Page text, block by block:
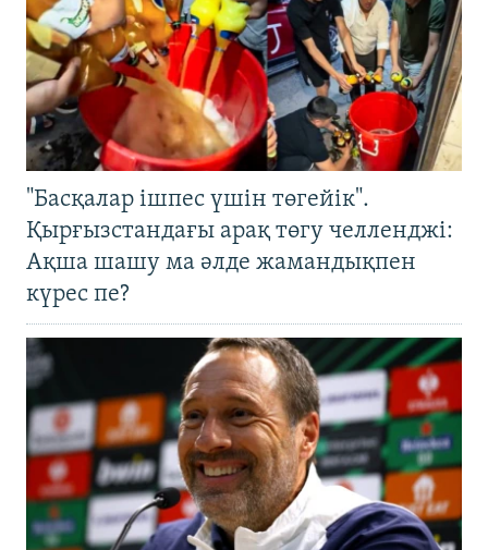
"Басқалар ішпес үшін төгейік".
Қырғызстандағы арақ төгу челленджі:
Ақша шашу ма әлде жамандықпен
күрес пе?